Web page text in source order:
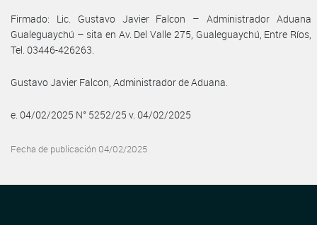
Firmado: Lic. Gustavo Javier Falcon – Administrador Aduana
Gualeguaychú – sita en Av. Del Valle 275, Gualeguaychú, Entre Ríos,
Tel. 03446-426263.
Gustavo Javier Falcon, Administrador de Aduana.
e. 04/02/2025 N° 5252/25 v. 04/02/2025
Fecha de publicación 04/02/2025